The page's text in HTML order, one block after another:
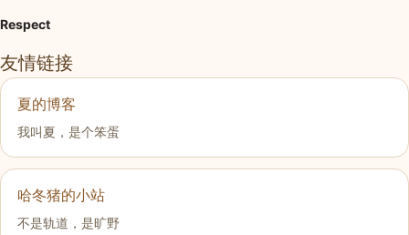
Respect
友情链接
夏的博客
我叫夏，是个笨蛋
哈冬猪的小站
不是轨道，是旷野